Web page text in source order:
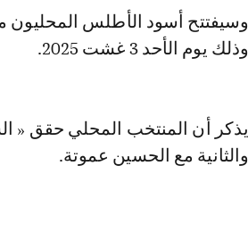
وسيفتتح أسود الأطلس المحليون
وذلك يوم الأحد 3 غشت 2025.
يذكر أن المنتخب المحلي حقق «
والثانية مع الحسين عموتة.